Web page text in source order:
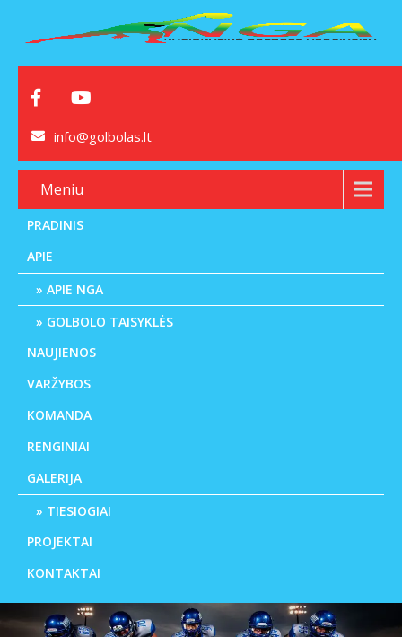
info@golbolas.lt
Meniu
PRADINIS
APIE
APIE NGA
GOLBOLO TAISYKLĖS
NAUJIENOS
VARŽYBOS
KOMANDA
RENGINIAI
GALERIJA
TIESIOGIAI
PROJEKTAI
KONTAKTAI